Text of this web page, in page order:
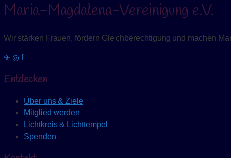
Maria-Magdalena-Vereinigung e.V.
Wir stärken Frauen, fördern Gleichberechtigung und machen
✈ ◎ f
Entdecken
Über uns & Ziele
Mitglied werden
Lichtkreis & Lichttempel
Spenden